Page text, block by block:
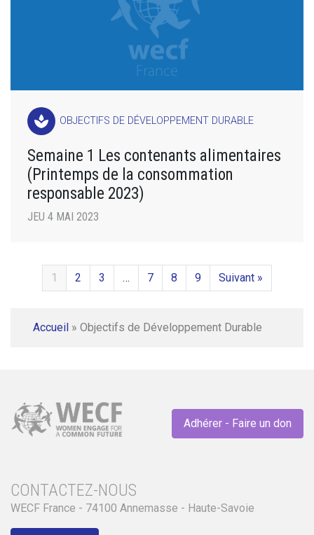
spa OBJECTIFS DE DÉVELOPPEMENT DURABLE
Semaine 1 Les contenants alimentaires
(Printemps de la consommation
responsable 2023)
JEU 4 MAI 2023
1 2 3 … 7 8 9 Suivant »
Accueil » Objectifs de Développement Durable
Adhérer - Faire un don
CONTACTEZ-NOUS
WECF France - 74100 Annemasse - Haute-Savoie